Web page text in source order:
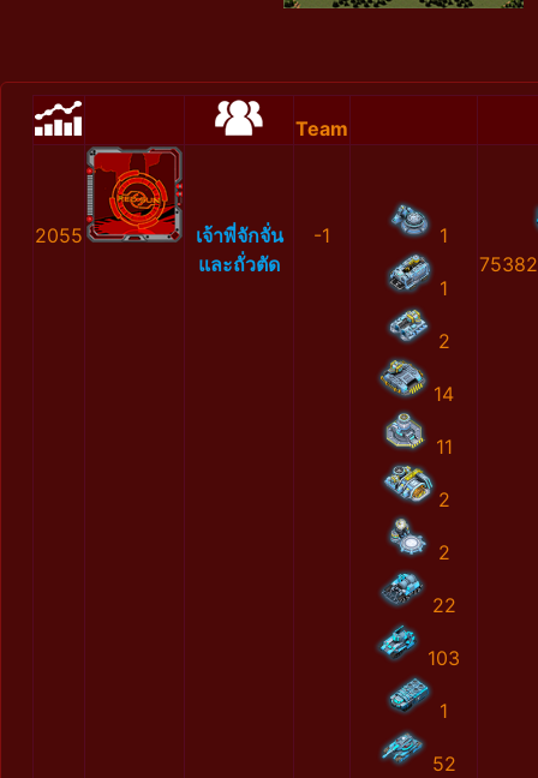
Team
2055
เจ้าพี่จักจั่น
และถั่วตัด
-1 1
1
2
14
11
2
2
22
103
1
52